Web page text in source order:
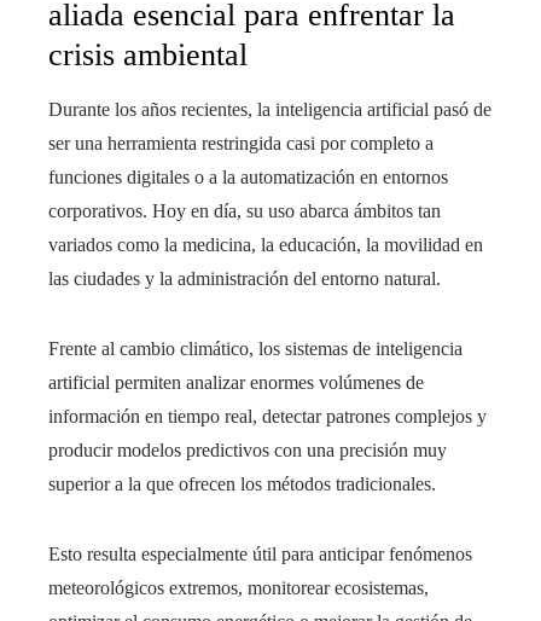
aliada esencial para enfrentar la
crisis ambiental
Durante los años recientes, la inteligencia artificial pasó de
ser una herramienta restringida casi por completo a
funciones digitales o a la automatización en entornos
corporativos. Hoy en día, su uso abarca ámbitos tan
variados como la medicina, la educación, la movilidad en
las ciudades y la administración del entorno natural.
Frente al cambio climático, los sistemas de inteligencia
artificial permiten analizar enormes volúmenes de
información en tiempo real, detectar patrones complejos y
producir modelos predictivos con una precisión muy
superior a la que ofrecen los métodos tradicionales.
Esto resulta especialmente útil para anticipar fenómenos
meteorológicos extremos, monitorear ecosistemas,